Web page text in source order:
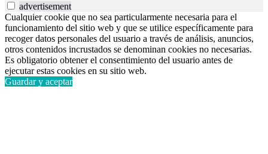
advertisement
Cualquier cookie que no sea particularmente necesaria para el
funcionamiento del sitio web y que se utilice específicamente para
recoger datos personales del usuario a través de análisis, anuncios,
otros contenidos incrustados se denominan cookies no necesarias.
Es obligatorio obtener el consentimiento del usuario antes de
ejecutar estas cookies en su sitio web.
Guardar y aceptar